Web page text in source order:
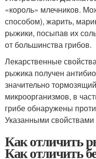
«король» млечников.
способом), жарить,
рыжики, посыпав их
от большинства грибов.
Лекарственные
рыжика получен
значительно
микроорганизмов, в
грибе обнаружены
Указанными
Как отличить
Как отличить